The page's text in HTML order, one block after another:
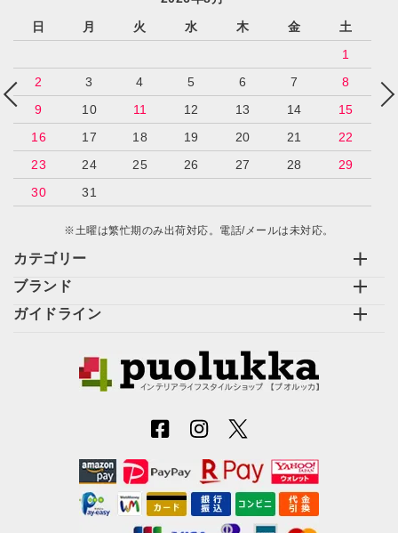
カテゴリー
ブランド
ガイドライン
日
月 火 水 木 金
土
1
2
3 4 5 6 7
8
9
10 11 12 13 14
15
16
17 18 19 20 21
22
23
24 25 26 27 28
29
30
31
※土曜は繁忙期のみ出荷対応。電話/メールは未対応。